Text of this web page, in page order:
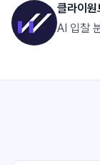
클라이
AI 입찰